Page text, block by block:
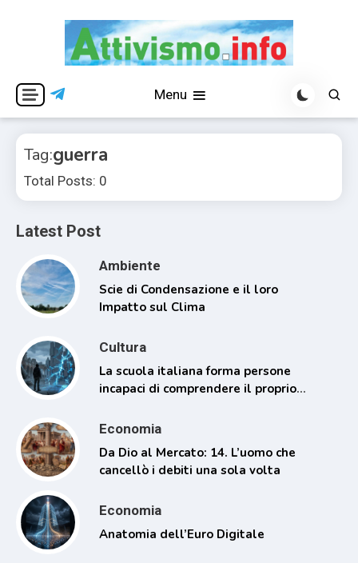
Attivismo.info
Menu
Tag:guerra
Total Posts: 0
Latest Post
Ambiente
Scie di Condensazione e il loro
Impatto sul Clima
Cultura
La scuola italiana forma persone
incapaci di comprendere il proprio
Economia
Da Dio al Mercato: 14. L’uomo che
cancellò i debiti una sola volta
Economia
Anatomia dell’Euro Digitale